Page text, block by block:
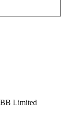
Limited